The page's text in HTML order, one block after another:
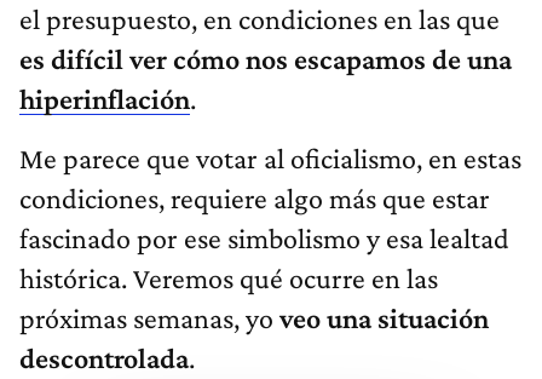
el presupuesto, en condiciones en las que
es difícil ver cómo nos escapamos de una
hiperinflación.
Me parece que votar al oficialismo, en estas
condiciones, requiere algo más que estar
fascinado por ese simbolismo y esa lealtad
histórica. Veremos qué ocurre en las
próximas semanas, yoveo una situación
descontrolada.